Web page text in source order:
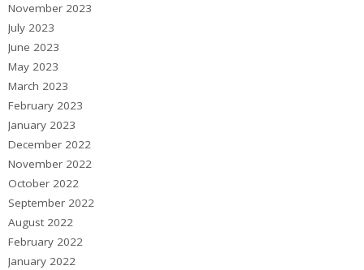
November 2023
July 2023
June 2023
May 2023
March 2023
February 2023
January 2023
December 2022
November 2022
October 2022
September 2022
August 2022
February 2022
January 2022